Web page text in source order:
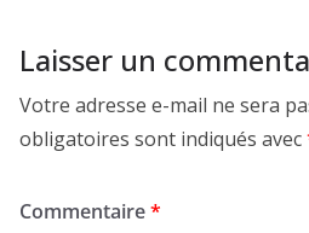
Laisser un
Votre adresse e-mail ne sera
obligatoires sont indiqués avec
Commentaire*